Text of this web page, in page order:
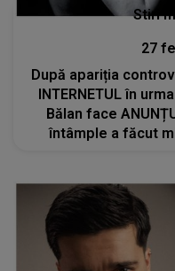
Stiri
27
După apariția
INTERNETUL în
Bălan face
întâmple a făcut